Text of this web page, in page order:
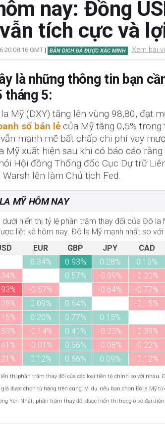
nay: Đồng
tích cực và
20:08:16 GMT| BẢN DỊCH ĐÃ ĐƯỢC XÁC MINH Xem bài
là những thông tin bạn
tháng 5:
Mỹ (DXY) tăng lên vùng 98,80, đạt
số bán lẻcủa Mỹ tăng 0,5% trong
mạnh mẽ bất chấp chi phí vay
Mỹ xuất hiện sau khi có báo cáo
Hội đồng Thống đốc Cục Dự trữ
Warsh lên làm Chủ tịch Fed.
MỸ HÔM NAY
dưới hiển thị tỷ lệ phần trăm thay đổi của Đô la
liệt kê hôm nay. Đô la Mỹ mạnh nhất so với
EUR GBP JPY CAD
0.34% 0.93% 0.28% 0.15%
0.57% -0.09% -0.20%
-0.57% -0.64% -0.77%
0.09% 0.64% -0.15%
0.20% 0.77% 0.15%
-0.14% 0.41% -0.23% -0.39%
-0.01% 0.56% -0.08% -0.22%
0.12% 0.66% 0.09% -0.12%
thị phần trăm thay đổi của các loại tiền tệ chính so với nhau.
được chọn từ hàng trên cùng. Ví dụ: nếu bạn chọn Đô la Mỹ từ
Yên Nhật, phần trăm thay đổi được hiển thị trong ô sẽ đại